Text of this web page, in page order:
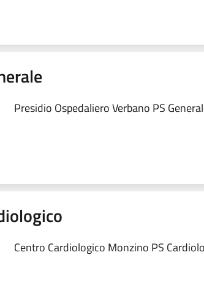
Presidio Ospedaliero Verbano PS
Centro Cardiologico Monzino PS